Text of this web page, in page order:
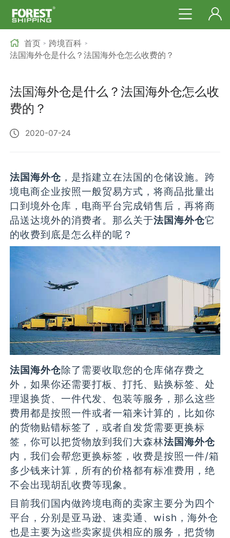
首页 > 跨境百科 >
法国海外仓是什么？法国海外仓怎么收费的？
法国海外仓是什么？法国海外仓怎么收
费的？
2020-07-24
法国海外仓 ，是指建立在法国的仓储设施。跨
境电商企业按照一般贸易方式，将商品批量出
口到境外仓库，电商平台完成销售后，再将商
品送达境外的消费者。那么关于法国海外仓它
的收费到底是怎么样的呢？
法国海外仓除了需要收取您的仓库储存费之
外，如果你还需要打板、打托、贴换标签、处
理退换货、一件代发、包装等服务，那么这些
费用都是按照一件或者一箱来计算的，比如你
的货物贴错标签了，或者自发货需要更换标
签，你可以把货物放到我们大森林法国海外仓
内，我们会帮您更换标签，收费是按照一件/箱
多少钱来计算，所有的价格都有标准费用，绝
不会出现胡乱收费等现象。
目前我们国内做跨境电商的卖家主要分为四个
平台，分别是亚马逊、速卖通、wish，海外仓
也是主要为这些卖家提供相应的服务，把货物